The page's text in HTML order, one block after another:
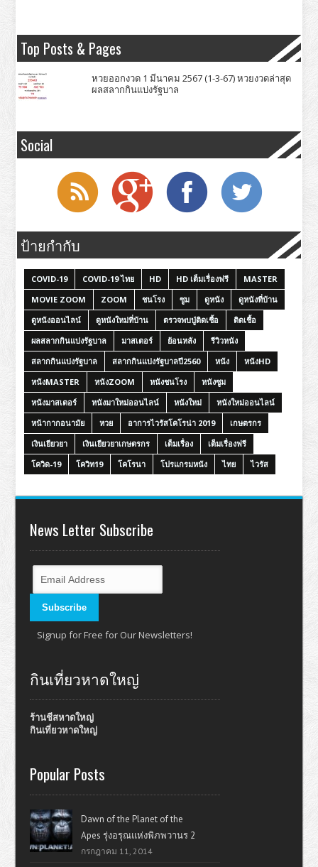
Top Posts & Pages
หวยออกงวด 1 มีนาคม 2567 (1-3-67) หวยงวดล่าสุด
ผลสลากกินแบ่งรัฐบาล
Social
ป้ายกำกับ
COVID-19 COVID-19 ไทย HD HD เต็มเรื่องฟรี
MASTER
MOVIE ZOOM
ZOOM ชนโรง ซูม ดูหนัง
ดูหนังที่บ้าน
ดูหนังออนไลน์
ดูหนังใหม่ที่บ้าน ตรวจพบปู่ติดเชื้อ
ติดเชื้อ
ผลสลากกินแบ่งรัฐบาล
มาสเตอร์ ย้อนหลัง
รีวิวหนัง
สลากกินแบ่งรัฐบาล
สลากกินแบ่งรัฐบาลปี2560 หนัง
หนังHD
หนังMASTER
หนังZOOM หนังชนโรง
หนังซูม
หนังมาสเตอร์
หนังมาใหม่ออนไลน์ หนังใหม่
หนังใหม่ออนไลน์
หน้ากากอนามัย
หวย อาการไวรัสโคโรน่า 2019
เกษตรกร
เงินเยียวยา
เงินเยียวยาเกษตรกร เต็มเรื่อง
เต็มเรื่องฟรี
โควิด-19
โควิท19 โคโรนา โปรแกรมหนัง ไทย ไวรัส
News Letter Subscribe
Signup for Free for Our Newsletters!
กินเที่ยวหาดใหญ่
ร้านชีสหาดใหญ่
กินเที่ยวหาดใหญ่
Popular Posts
Dawn of the Planet of the
Apes รุ่งอรุณแห่งพิภพวานร 2
กรกฎาคม 11, 2014